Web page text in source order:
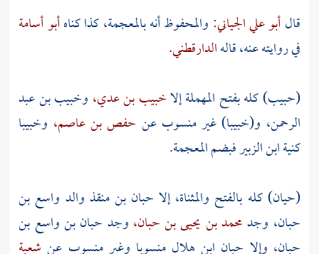
قالأبو علي الجياني: والمحفوظ أنه بالمعجمة، كذا كناهأبو أسامة
في روايته عنه، قالهالدارقطني.
(حبيب) كله بفتح المهملة إلاخبيب بن عدي، وخبيب بن عبد
الرحمن، و(خبيبا) غير منسوب عن حفص بن عاصم، وخبيبا
كنية ابن الزبيرفبضم المعجمة.
(حيان) كله بالفتح والمثناة، إلا حبان بن منقذ والد واسع بن
حبان، وجدمحمد بن يحيى بن حبان، وجد حبان بن واسع بن
حبان، وإلا حبان ابن هلالمنسوبا وغير منسوب عن شعبة